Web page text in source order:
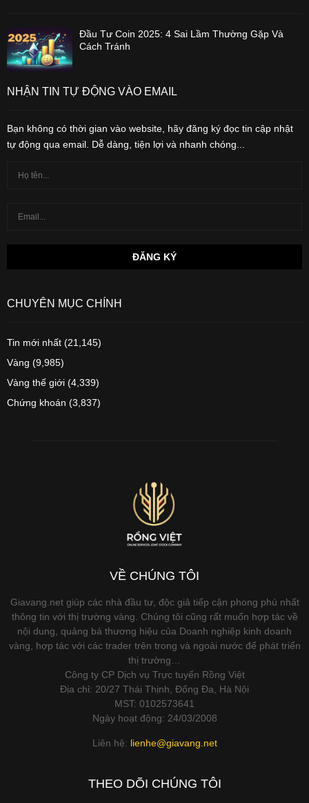
Đầu Tư Coin 2025: 4 Sai Lầm Thường Gặp Và
Cách Tránh
NHẬN TIN TỰ ĐỘNG VÀO EMAIL
Bạn không có thời gian vào website, hãy đăng ký đọc tin cập nhật
tự động qua email. Dễ dàng, tiện lợi và nhanh chóng...
CHUYÊN MỤC CHÍNH
Tin mới nhất (21,145)
Vàng (9,985)
Vàng thế giới (4,339)
Chứng khoán (3,837)
VỀ CHÚNG TÔI
Giavang.net giúp các nhà đầu tư, độc giả tiếp cận phong phú nhất
thông tin với thị trường vàng. Chúng tôi cũng rất muốn hợp tác về
nội dung, quảng bá thương hiệu của Doanh nghiệp kinh doanh
vàng, hợp tác với các trader trên trong và ngoài nước để phát triển
thị trường…
Công ty CP Dịch vụ Trực tuyến Rồng Việt
Địa chỉ: 20/27 Thái Thịnh, Đống Đa, Hà Nội
MST: 0102573641
Ngày hoạt động: 24/03/2008
Liên hệ: lienhe@giavang.net
THEO DÕI CHÚNG TÔI